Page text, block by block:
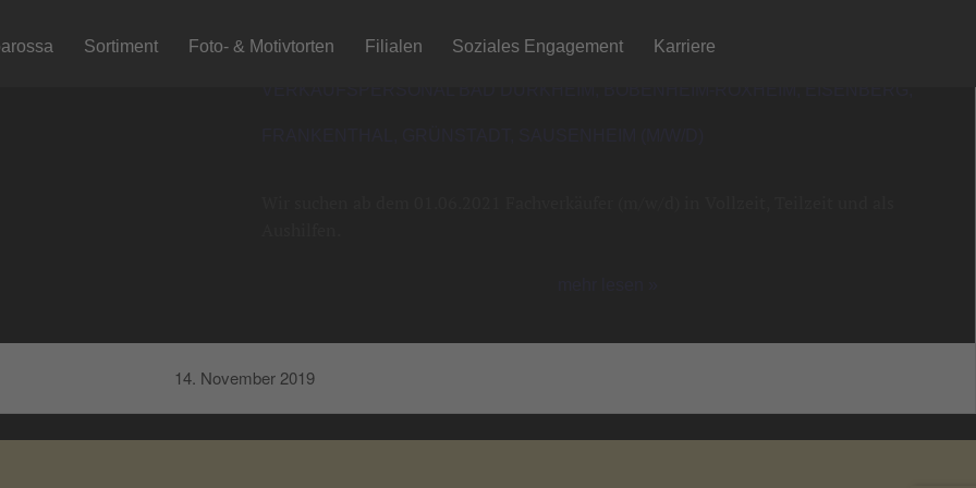
Sortiment Foto- & Motivtorten Filialen Soziales Engagement Karriere
14. November 2019